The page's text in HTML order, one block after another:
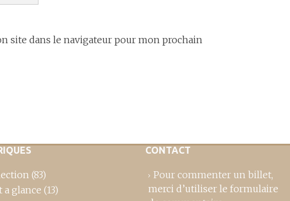
site dans le navigateur pour mon prochain
(83)
a glance (13)
CONTACT
Pour commenter un billet,
merci d’utiliser le formulaire